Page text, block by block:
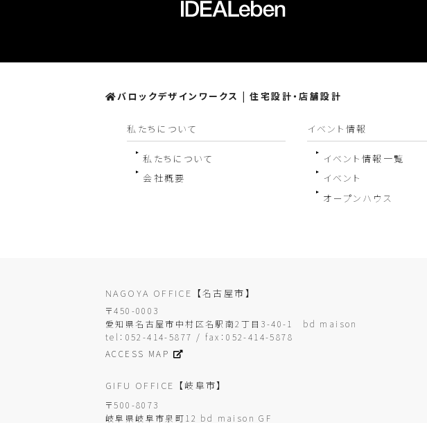
バロックデザインワークス | 住宅設計・店舗設計
私たちについて
私たちについて
会社概要
イベント情報
イベント情報一覧
イベント
オープンハウス
NAGOYA OFFICE 【名古屋市】
〒450-0003
愛知県名古屋市中村区名駅南2丁目3-40-1 bd maison
tel：052-414-5877 / fax：052-414-5878
ACCESS MAP
GIFU OFFICE 【岐阜市】
〒500-8073
岐阜県岐阜市泉町12 bd maison GF